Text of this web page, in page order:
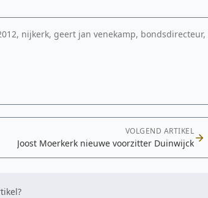
nijkerk, geert jan venekamp, bondsdirecteur,
VOLGEND ARTIKEL
Joost Moerkerk nieuwe voorzitter Duinwijck